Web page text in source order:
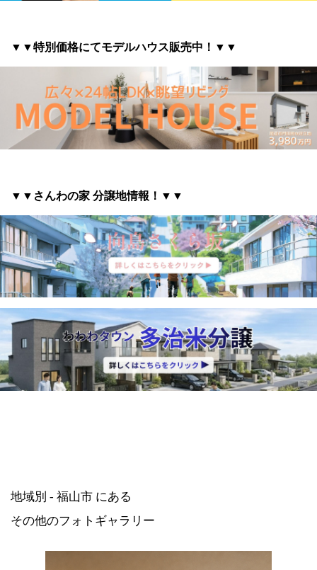
▼▼特別価格にてモデルハウス販売中！▼▼
▼▼さんわの家 分譲地情報 ！▼▼
地域別 - 福山市 にある
その他のフォトギャラリー